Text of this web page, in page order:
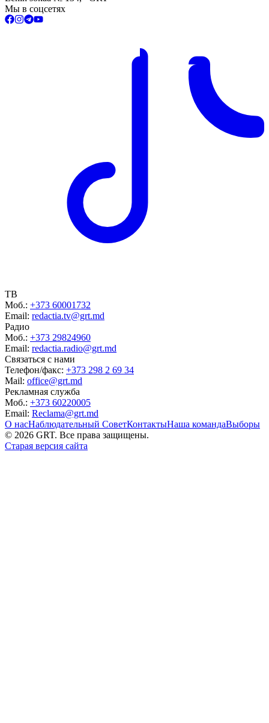
Мы в соцсетях
ТВ
Моб.: +373 60001732
Email: redactia.tv@grt.md
Радио
Моб.: +373 29824960
Email: redactia.radio@grt.md
Связаться с нами
Телефон/факс: +373 298 2 69 34
Mail: office@grt.md
Рекламная служба
Моб.: +373 60220005
Email: Reclama@grt.md
О насНаблюдательный СоветКонтактыНаша командаВыборы
© 2026 GRT. Все права защищены.
Старая версия сайта